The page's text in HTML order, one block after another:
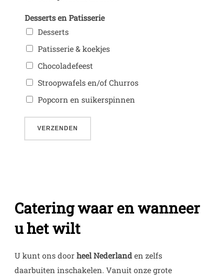
Desserts en Patisserie
Desserts
Patisserie & koekjes
Chocoladefeest
Stroopwafels en/of Churros
Popcorn en suikerspinnen
VERZENDEN
Catering waar en wanneer
u het wilt
U kunt ons doorheel Nederlanden zelfs
daarbuiten inschakelen. Vanuit onze grote